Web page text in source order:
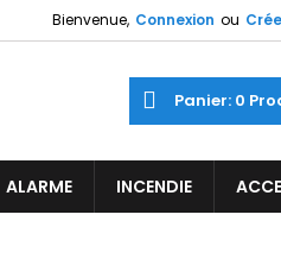
Bienvenue, Connexion ou
Panier 0
ALARME INCENDIE